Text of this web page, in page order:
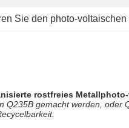
Sie den photo-voltaischen
rostfreies
Q235B gemacht werden,